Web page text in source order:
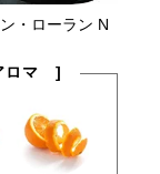
・ローラン N
ロマ ]